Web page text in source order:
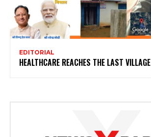
EDITORIAL
HEALTHCARE REACHES THE LAST VILLAGE